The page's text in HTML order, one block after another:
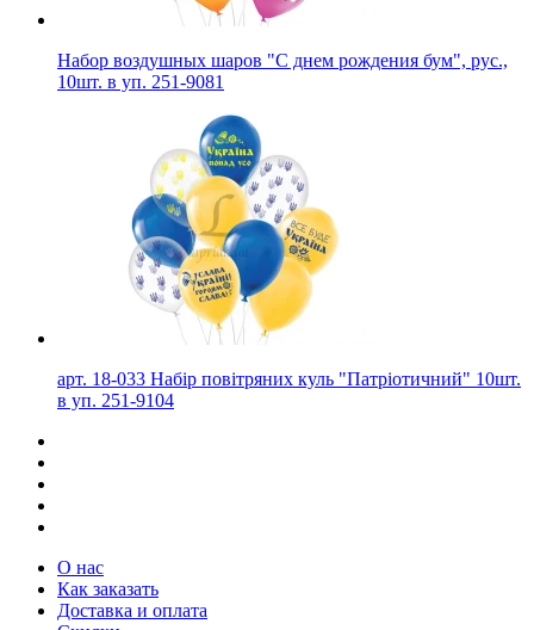
Набор воздушных шаров "С днем рождения бум", рус.,
10шт. в уп. 251-9081
арт. 18-033 Набір повітряних куль "Патріотичний" 10шт.
в уп. 251-9104
О нас
Как заказать
Доставка и оплата